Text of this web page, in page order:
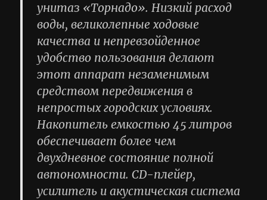
унитаз «Торнадо». Низкий расход
воды, великолепные ходовые
качества и непревзойденное
удобство пользования делают
этот аппарат незаменимым
средством передвижения в
непростых городских условиях.
Накопитель емкостью 45 литров
обеспечивает более чем
двухдневное состояние полной
автономности. CD-плейер,
усилитель и акустическая система